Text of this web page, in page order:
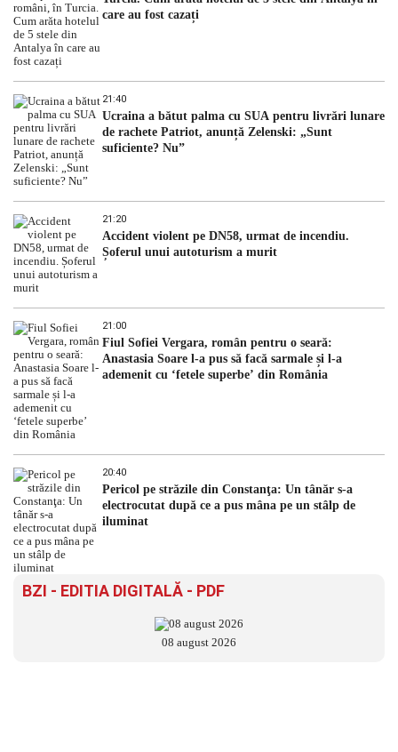
care au fost cazați
21:40
Ucraina a bătut palma cu SUA pentru livrări lunare
de rachete Patriot, anunță Zelenski: „Sunt
suficiente? Nu”
21:20
Accident violent pe DN58, urmat de incendiu.
Șoferul unui autoturism a murit
21:00
Fiul Sofiei Vergara, român pentru o seară:
Anastasia Soare l-a pus să facă sarmale și l-a
ademenit cu ‘fetele superbe’ din România
20:40
Pericol pe străzile din Constanţa: Un tânăr s-a
electrocutat după ce a pus mâna pe un stâlp de
iluminat
BZI - EDITIA DIGITALĂ - PDF
08 august 2026